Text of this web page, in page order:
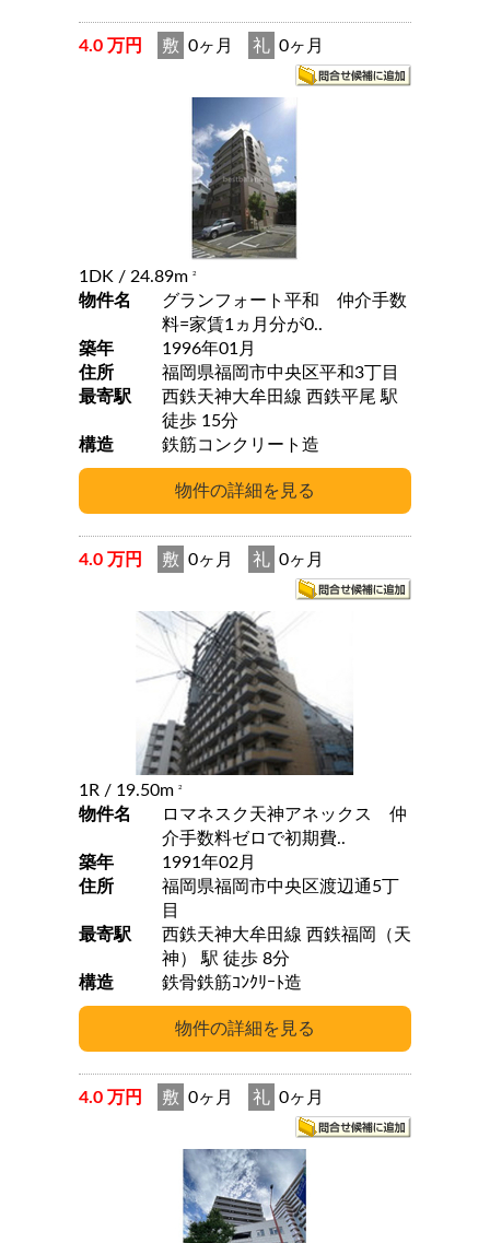
4.0 万円 敷 0ヶ月 礼 0ヶ月
1DK / 24.89m 2
物件名
グランフォート平和 仲介手数
料=家賃1ヵ月分が0..
築年
1996年01月
住所
福岡県福岡市中央区平和3丁目
最寄駅
西鉄天神大牟田線 西鉄平尾 駅
徒歩 15分
構造
鉄筋コンクリート造
4.0 万円 敷 0ヶ月 礼 0ヶ月
1R / 19.50m 2
物件名
ロマネスク天神アネックス 仲
介手数料ゼロで初期費..
築年
1991年02月
住所
福岡県福岡市中央区渡辺通5丁
目
最寄駅
西鉄天神大牟田線 西鉄福岡（天
神） 駅 徒歩 8分
構造
鉄骨鉄筋ｺﾝｸﾘｰﾄ造
4.0 万円 敷 0ヶ月 礼 0ヶ月